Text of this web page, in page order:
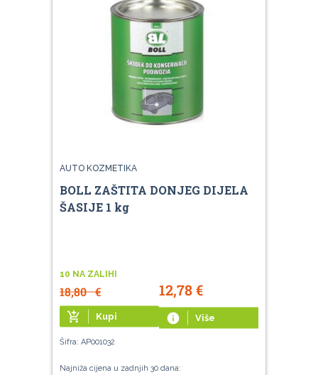
AUTO KOZMETIKA
BOLL ZAŠTITA DONJEG DIJELA
ŠASIJE 1 kg
10 NA ZALIHI
18,80€ 12,78€
add_shopping_cart Kupi info Više
Šifra: AP001032
Najniža cijena u zadnjih 30 dana: